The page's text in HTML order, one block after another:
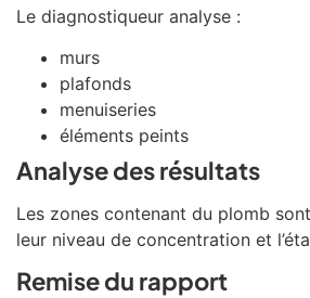
Le diagnostiqueur analyse :
murs
plafonds
menuiseries
éléments peints
Analyse des résultats
Les zones contenant du plomb
leur niveau de concentration et
Remise du rapport